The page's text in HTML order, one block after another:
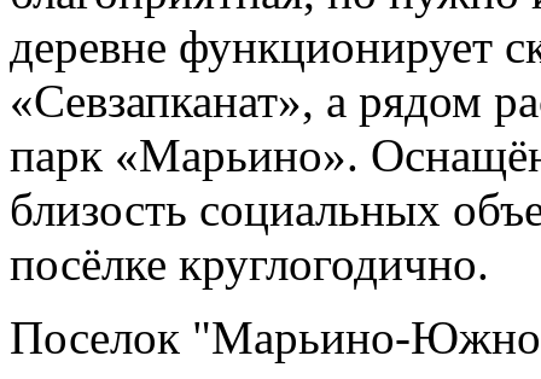
деревне функционирует
«Севзапканат», а рядом
парк «Марьино».
близость социальных
посёлке круглогодично.
Поселок "Марьино-